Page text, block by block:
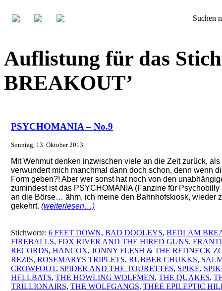
Suchen
Auflistung für das
BREAKOUT’
PSYCHOMANIA – No.9
Sonntag, 13. Oktober 2013
Mit Wehmut denken inzwischen viele an die Zeit zurück,
verwundert mich manchmal dann doch schon, denn wenn
Form geben?! Aber wer sonst hat noch von den
zumindest ist das PSYCHOMANIA (Fanzine für
an die Börse… ähm, ich meine den Bahnhofskiosk, wieder
gekehrt. (weiterlesen…)
Stichworte: 6 FEET DOWN, BAD DOOLEYS, BEDLAM
FIREBALLS, FOX RIVER AND THE HIRED GUNS,
RECORDS, HANCOX, JONNY FLESH & THE REDNECK
REZIS, ROSEMARYS TRIPLETS, RUBBER CHUKKS,
CROWFOOT, SPIDER AND THE TOURETTES, SPIKE,
HELLBATS, THE HOWLING WOLFMEN, THE QUAKES,
TRILLIONAIRS, THE WOLFGANGS, THEE EPILEPTIC